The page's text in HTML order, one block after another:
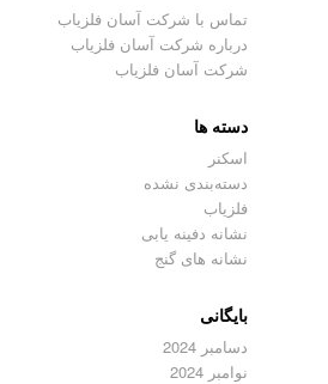
تماس با شرکت آسان فلزیاب
درباره شرکت آسان فلزیاب
شرکت آسان فلزیاب
دسته ها
اسکنر
دسته‌بندی نشده
فلزیاب
نشانه دفینه یابی
نشانه های گنج
بایگانی
دسامبر 2024
نوامبر 2024